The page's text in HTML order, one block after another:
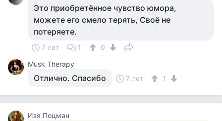
Это приобретённое чувство юмора,
можете его смело терять, Своё не
потеряете.
7 лет 1
0
Musk Therapy
Отлично. Спасибо 7 лет 1
Изя Поцман